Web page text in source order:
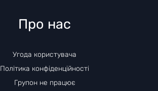
Про нас
Угода користувача
Політика конфіденційності
Групон не працює